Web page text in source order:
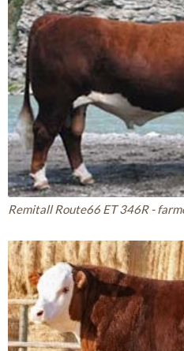
Remitall Route66 ET 346R -